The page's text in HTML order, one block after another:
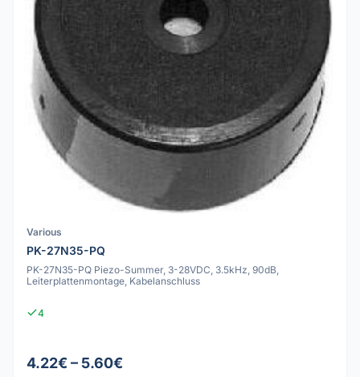
Various
PK-27N35-PQ
PK-27N35-PQ Piezo-Summer, 3-28VDC, 3.5kHz, 90dB,
Leiterplattenmontage, Kabelanschluss
4
4.22€ – 5.60€